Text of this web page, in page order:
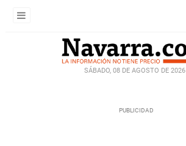
SÁBADO, 08 DE AGOSTO DE 2026